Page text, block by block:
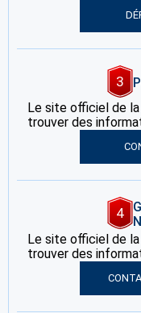
3
Le site officiel de
trouver des
4
Le site officiel de
trouver des